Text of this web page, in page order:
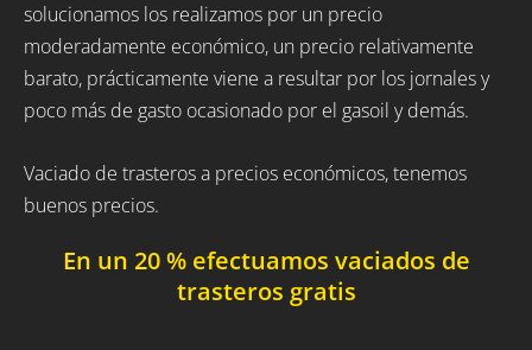
solucionamos los realizamos por un precio
moderadamente económico, un precio relativamente
barato, prácticamente viene a resultar por los jornales y
poco más de gasto ocasionado por el gasoil y demás.
Vaciado de trasteros a precios económicos, tenemos
buenos precios.
En un 20 % efectuamos vaciados de
trasteros gratis